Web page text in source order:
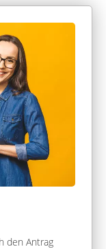
den Antrag